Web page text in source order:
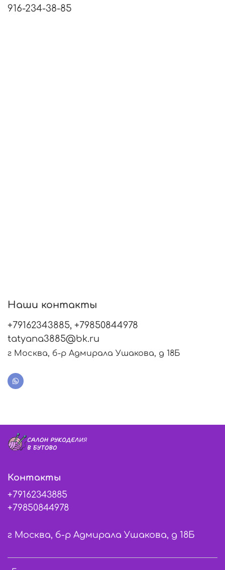
916-234-38-85
Наши контакты
+79162343885, +79850844978
tatyana3885@bk.ru
г Москва, б-р Адмирала Ушакова, д 18Б
Контакты
+79162343885
+79850844978
г Москва, б-р Адмирала Ушакова, д 18Б